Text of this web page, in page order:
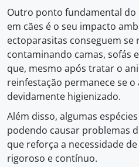
Outro ponto fundamental
em cães é o seu impacto
ectoparasitas conseguem
contaminando camas, sofás
que, mesmo após tratar o
reinfestação permanece se
devidamente higienizado.
Além disso, algumas
podendo causar problemas
que reforça a necessidade
rigoroso e contínuo.